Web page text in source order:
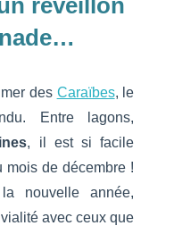
réveillon
des Caraïbes, le
Entre lagons,
, il est si facile
mois de décembre !
nouvelle année,
avec ceux que